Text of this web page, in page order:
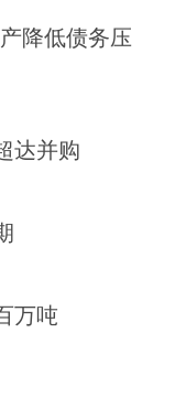
降低债务压
达并购
万吨